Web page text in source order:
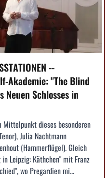
--
Akademie: "The Blind
Neuen Schlosses in
Mittelpunkt dieses besonderen
Julia Nachtmann
(Hammerflügel). Gleich
Leipzig: Käthchen" mit Franz
wo Pregardien mi...